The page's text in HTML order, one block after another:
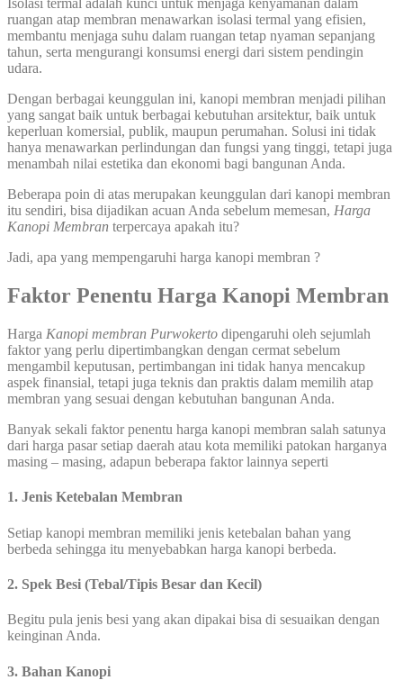
Isolasi termal adalah kunci untuk menjaga kenyamanan dalam
ruangan atap membran menawarkan isolasi termal yang efisien,
membantu menjaga suhu dalam ruangan tetap nyaman sepanjang
tahun, serta mengurangi konsumsi energi dari sistem pendingin
udara.
Dengan berbagai keunggulan ini, kanopi membran menjadi pilihan
yang sangat baik untuk berbagai kebutuhan arsitektur, baik untuk
keperluan komersial, publik, maupun perumahan. Solusi ini tidak
hanya menawarkan perlindungan dan fungsi yang tinggi, tetapi juga
menambah nilai estetika dan ekonomi bagi bangunan Anda.
Beberapa poin di atas merupakan keunggulan dari kanopi membran
itu sendiri, bisa dijadikan acuan Anda sebelum memesan, Harga
Kanopi Membran terpercaya apakah itu?
Jadi, apa yang mempengaruhi harga kanopi membran ?
Faktor Penentu Harga Kanopi Membran
Harga Kanopi membran Purwokerto dipengaruhi oleh sejumlah
faktor yang perlu dipertimbangkan dengan cermat sebelum
mengambil keputusan, pertimbangan ini tidak hanya mencakup
aspek finansial, tetapi juga teknis dan praktis dalam memilih atap
membran yang sesuai dengan kebutuhan bangunan Anda.
Banyak sekali faktor penentu harga kanopi membran salah satunya
dari harga pasar setiap daerah atau kota memiliki patokan harganya
masing – masing, adapun beberapa faktor lainnya seperti
1. Jenis Ketebalan Membran
Setiap kanopi membran memiliki jenis ketebalan bahan yang
berbeda sehingga itu menyebabkan harga kanopi berbeda.
2. Spek Besi (Tebal/Tipis Besar dan Kecil)
Begitu pula jenis besi yang akan dipakai bisa di sesuaikan dengan
keinginan Anda.
3. Bahan Kanopi